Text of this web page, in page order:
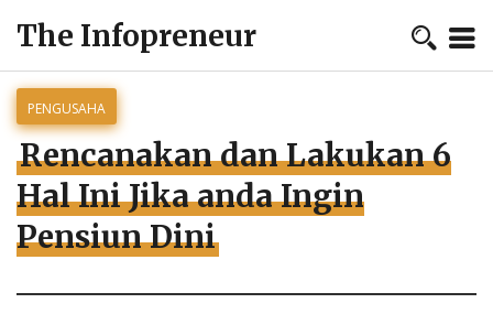
The Infopreneur
PENGUSAHA
Rencanakan dan Lakukan 6
Hal Ini Jika anda Ingin
Pensiun Dini